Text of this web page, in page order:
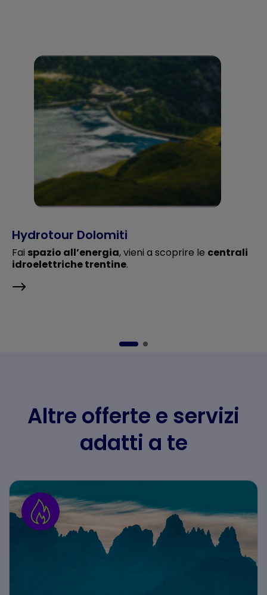
Hydrotour Dolomiti
Fai spazio all’energia, vieni a scoprire le centrali
idroelettriche trentine.
Altre offerte e servizi
adatti a te